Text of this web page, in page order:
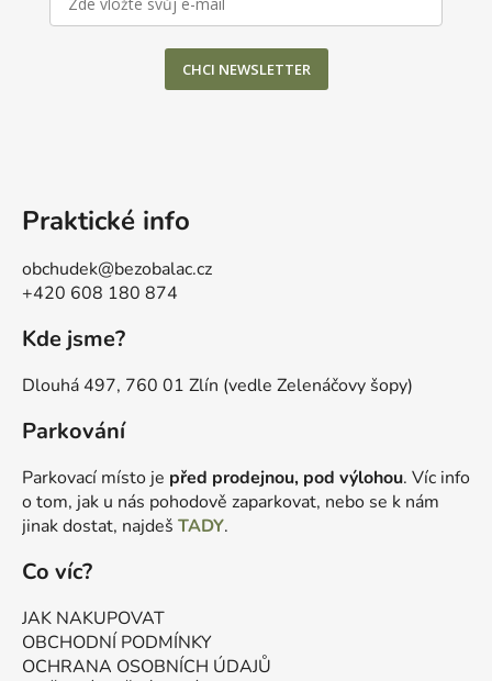
CHCI NEWSLETTER
Praktické info
obchudek@bezobalac.cz
+420 608 180 874
Kde jsme?
Dlouhá 497, 760 01 Zlín (vedle Zelenáčovy šopy)
Parkování
Parkovací místo je před prodejnou, pod výlohou. Víc info
o tom, jak u nás pohodově zaparkovat, nebo se k nám
jinak dostat, najdeš TADY.
Co víc?
JAK NAKUPOVAT
OBCHODNÍ PODMÍNKY
OCHRANA OSOBNÍCH ÚDAJŮ